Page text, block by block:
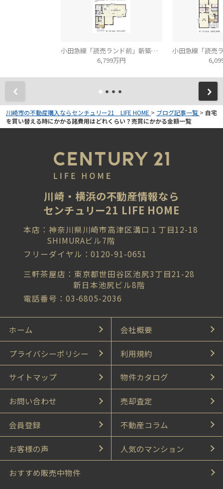
小田急線「読売ランド前」新築分譲
6,799万円
川崎市の不動産購入ならセンチュリー21 LIFE HOME > ブログ記事一覧 > 自宅
を買い替える時にかかる諸費用はどれくらい？売買にかかる金額一覧
川崎・横浜の不動産情報なら
センチュリー21 LIFE HOME
本店：神奈川県川崎市高津区溝口１丁目12-18
SHIMURAビル7階
フリーダイヤル：0120-91-0651
三軒茶屋店：東京都世田谷区池尻3丁目21-28
新日本池尻ビル8階
電話番号：03-6805-2036
ホーム 会社概要
プライバシーポリシー 利用規約
サイトマップ 物件カタログ
お問い合わせ 売却査定
会員登録 不動産コラム
お客様の声 人気のマンション
おすすめ販売中物件